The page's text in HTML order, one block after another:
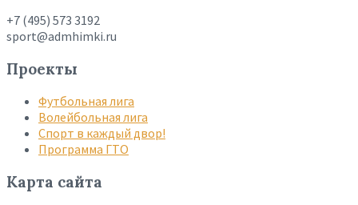
+7 (495) 573 3192
sport@admhimki.ru
Проекты
Футбольная лига
Волейбольная лига
Спорт в каждый двор!
Программа ГТО
Карта сайта